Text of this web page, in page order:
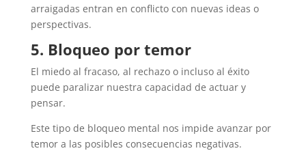
arraigadas entran en conflicto con nuevas ideas o
perspectivas.
5. Bloqueo por temor
El miedo al fracaso, al rechazo o incluso al éxito
puede paralizar nuestra capacidad de actuar y
pensar.
Este tipo de bloqueo mental nos impide avanzar por
temor a las posibles consecuencias negativas.